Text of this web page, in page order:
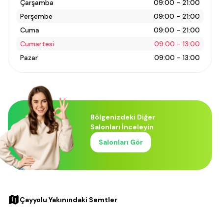
Çarşamba
09:00 - 21:00
Perşembe
09:00 - 21:00
Cuma
09:00 - 21:00
Cumartesi
09:00 - 13:00
Pazar
09:00 - 13:00
Bölgenizdeki Diğer
Salonları İnceleyin
Salonları Gör
Çayyolu Yakınındaki Semtler